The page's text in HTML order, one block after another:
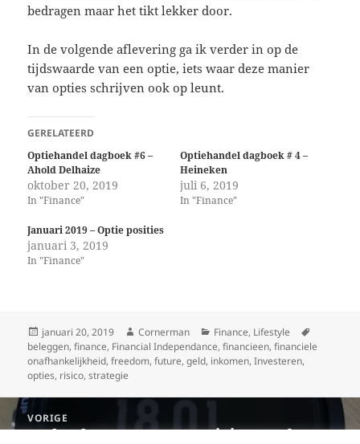
bedragen maar het tikt lekker door.
In de volgende aflevering ga ik verder in op de
tijdswaarde van een optie, iets waar deze manier
van opties schrijven ook op leunt.
GERELATEERD
Optiehandel dagboek #6 –
Ahold Delhaize
oktober 20, 2019
In "Finance"
Optiehandel dagboek # 4 –
Heineken
juli 6, 2019
In "Finance"
Januari 2019 – Optie posities
januari 3, 2019
In "Finance"
Geplaatst
op
januari 20, 2019 Auteur
Cornerman Categorieën
Finance, Lifestyle
beleggen,finance, Financial Independance,financieen,financiele
onafhankelijkheid,freedom,future,geld, inkomen,Investeren,
opties, risico,strategie
Berichtnavigatie
VORIGE
Vorige
Onder de 3 – De eerste trainingsweek